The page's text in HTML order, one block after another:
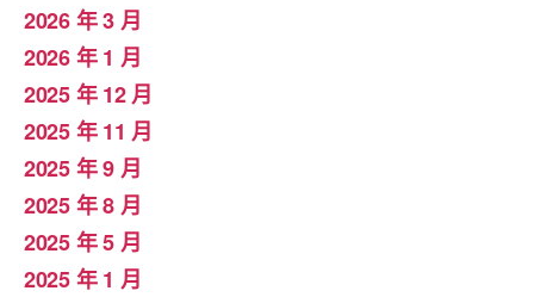
2026 年 3 月
2026 年 1 月
2025 年 12 月
2025 年 11 月
2025 年 9 月
2025 年 8 月
2025 年 5 月
2025 年 1 月